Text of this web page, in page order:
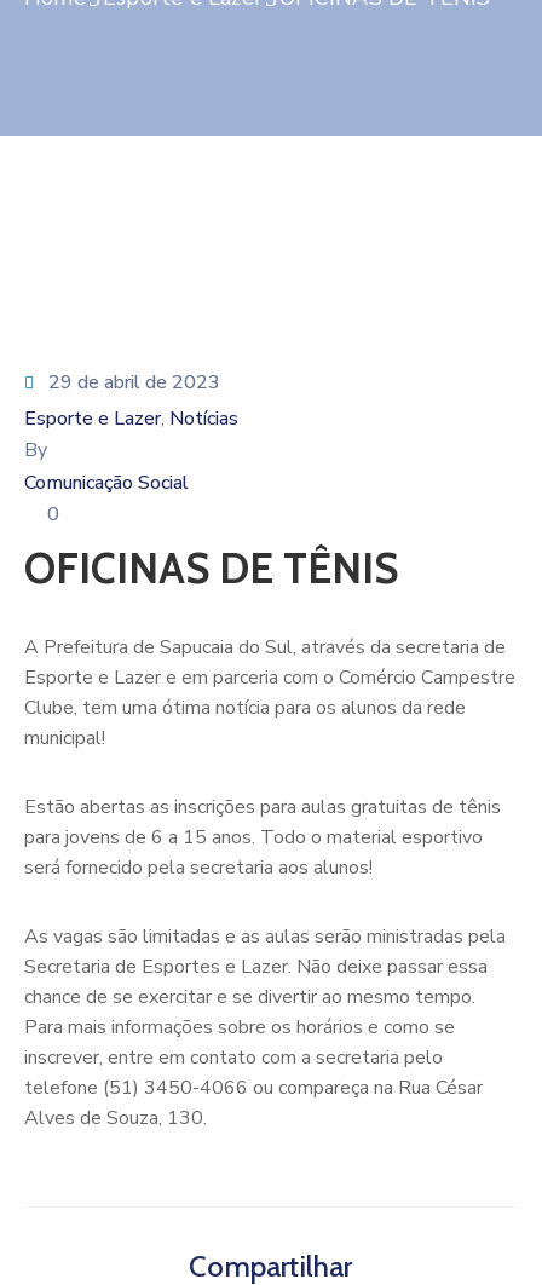
29 de abril de 2023
Esporte e Lazer‚ Notícias
By
Comunicação Social
0
OFICINAS DE TÊNIS
A Prefeitura de Sapucaia do Sul, através da secretaria de
Esporte e Lazer e em parceria com o Comércio Campestre
Clube, tem uma ótima notícia para os alunos da rede
municipal!
Estão abertas as inscrições para aulas gratuitas de tênis
para jovens de 6 a 15 anos. Todo o material esportivo
será fornecido pela secretaria aos alunos!
As vagas são limitadas e as aulas serão ministradas pela
Secretaria de Esportes e Lazer. Não deixe passar essa
chance de se exercitar e se divertir ao mesmo tempo.
Para mais informações sobre os horários e como se
inscrever, entre em contato com a secretaria pelo
telefone (51) 3450-4066 ou compareça na Rua César
Alves de Souza, 130.
Compartilhar